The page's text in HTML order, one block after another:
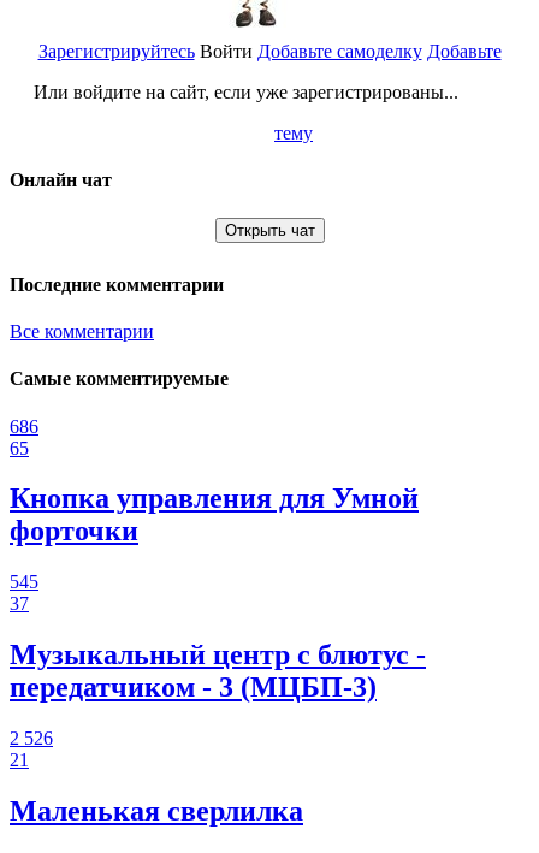
Зарегистрируйтесь
Или войдите на сайт, если уже зарегистрированы...
Войти Добавьте самоделку Добавьте
тему
Онлайн чат
Открыть чат
Последние комментарии
Все комментарии
Самые комментируемые
686
65
Кнопка управления для Умной
форточки
545
37
Музыкальный центр с блютус -
передатчиком - 3 (МЦБП-3)
2 526
21
Маленькая сверлилка